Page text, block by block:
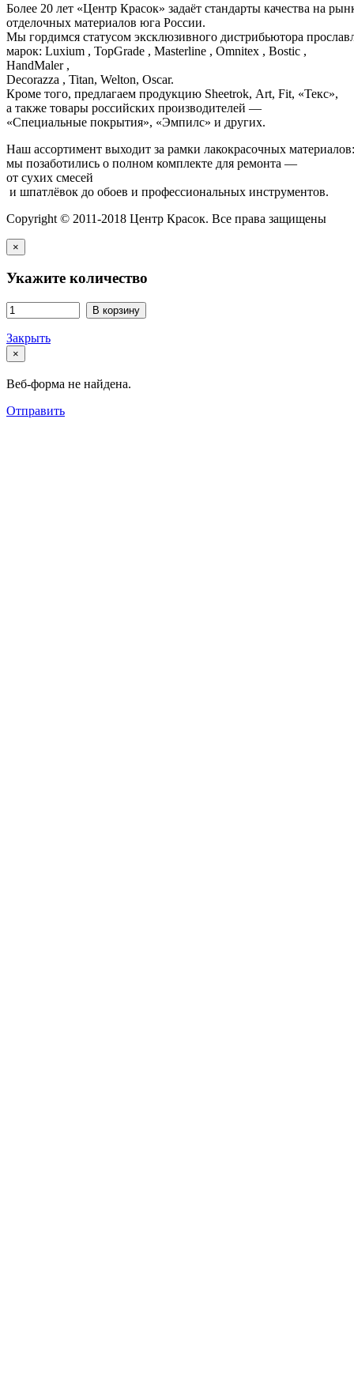
Более 20 лет «Центр Красок» задаёт стандарты качества на
отделочных материалов юга России.
Мы гордимся статусом эксклюзивного дистрибьютора
марок: Luxium , TopGrade , Masterline , Omnitex , Bostic ,
HandMaler ,
Decorazza , Titan, Welton, Oscar.
Кроме того, предлагаем продукцию Sheetrok, Art, Fit, «Текс»,
а также товары российских производителей —
«Специальные покрытия», «Эмпилс» и других.
Наш ассортимент выходит за рамки лакокрасочных
мы позаботились о полном комплекте для ремонта —
от сухих смесей
и шпатлёвок до обоев и профессиональных инструментов.
Copyright © 2011-2018 Центр Красок. Все права защищены
×
Укажите количество
В корзину
Закрыть
×
Веб-форма не найдена.
Отправить